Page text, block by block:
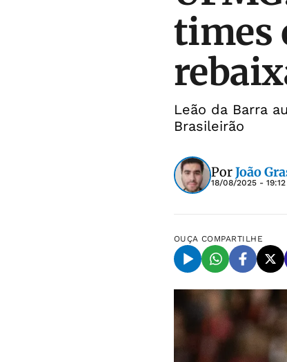
times
Leão da Barra
Brasileirão
PorJoão
18/08/2025 -
OUÇA COMPARTILHE